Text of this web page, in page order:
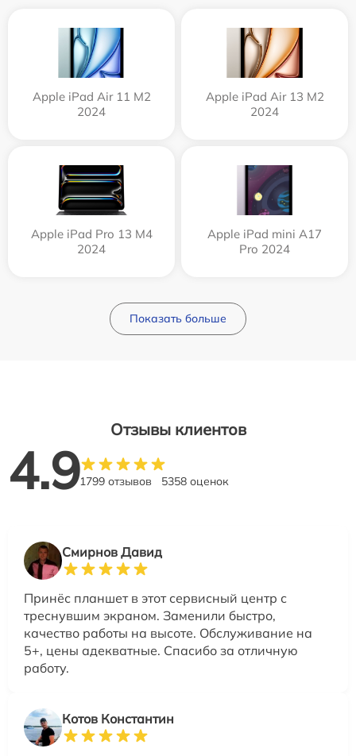
Apple iPad Air 11 M2
2024
Apple iPad Air 13 M2
2024
Apple iPad Pro 13 M4
2024
Apple iPad mini A17
Pro 2024
Показать больше
Отзывы клиентов
4.91799 отзывов 5358 оценок
Смирнов Давид
Принёс планшет в этот сервисный центр с
треснувшим экраном. Заменили быстро,
качество работы на высоте. Обслуживание на
5+, цены адекватные. Спасибо за отличную
работу.
Котов Константин